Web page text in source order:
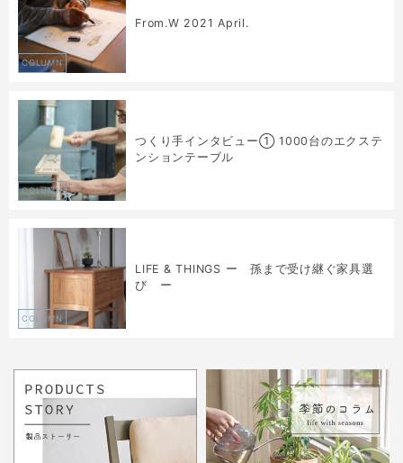
COLUMN
From.W 2021 April.
COLUMN
つくり手インタビュー① 1000台のエクステ
ンションテーブル
COLUMN
LIFE & THINGS ー 孫まで受け継ぐ家具選
び ー